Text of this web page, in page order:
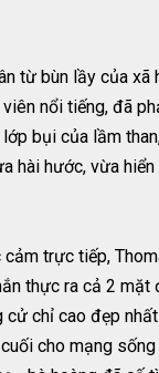
từ bùn lầy của
nổi tiếng, đã
bụi của lầm
hước, vừa
trực tiếp,
thực ra cả 2
chỉ cao đẹp
cho mạng